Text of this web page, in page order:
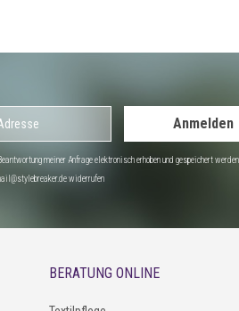
Anmelden
meiner Anfrage elektronisch erhoben und gespeichert
widerrufen
BERATUNG ONLINE